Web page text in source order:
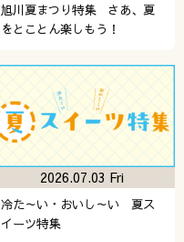
旭川夏まつり特集 さあ、夏
をとことん楽しもう！
冷た～い・おいし～い 夏ス
イーツ特集
2026.07.03 Fri